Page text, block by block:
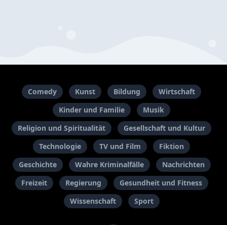
Comedy Kunst Bildung
Wirtschaft
Kinder und Familie
Musik
Religion und Spiritualität
Gesellschaft und Kultur
Technologie
TV und Film
Fiktion
Geschichte
Wahre Kriminalfälle
Nachrichten
Freizeit
Regierung
Gesundheit und Fitness
Wissenschaft
Sport